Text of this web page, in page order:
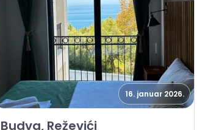
16. januar 2026.
Prodaja - Stan Budva, Reževići
Budva, Reževići